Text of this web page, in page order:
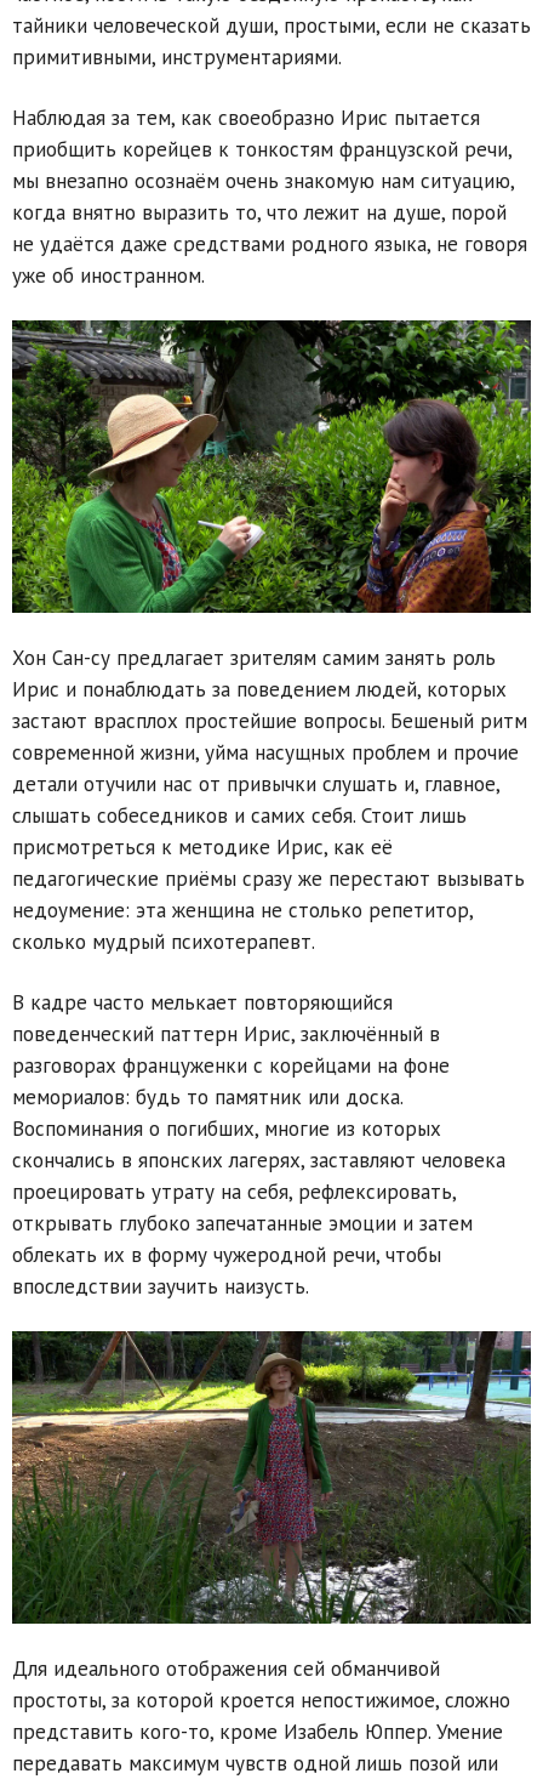
тайники человеческой души, простыми, если не сказать
примитивными, инструментариями.
Наблюдая за тем, как своеобразно Ирис пытается
приобщить корейцев к тонкостям французской речи,
мы внезапно осознаём очень знакомую нам ситуацию,
когда внятно выразить то, что лежит на душе, порой
не удаётся даже средствами родного языка, не говоря
уже об иностранном.
Хон Сан-су предлагает зрителям самим занять роль
Ирис и понаблюдать за поведением людей, которых
застают врасплох простейшие вопросы. Бешеный ритм
современной жизни, уйма насущных проблем и прочие
детали отучили нас от привычки слушать и, главное,
слышать собеседников и самих себя. Стоит лишь
присмотреться к методике Ирис, как её
педагогические приёмы сразу же перестают вызывать
недоумение: эта женщина не столько репетитор,
сколько мудрый психотерапевт.
В кадре часто мелькает повторяющийся
поведенческий паттерн Ирис, заключённый в
разговорах француженки с корейцами на фоне
мемориалов: будь то памятник или доска.
Воспоминания о погибших, многие из которых
скончались в японских лагерях, заставляют человека
проецировать утрату на себя, рефлексировать,
открывать глубоко запечатанные эмоции и затем
облекать их в форму чужеродной речи, чтобы
впоследствии заучить наизусть.
Для идеального отображения сей обманчивой
простоты, за которой кроется непостижимое, сложно
представить кого-то, кроме Изабель Юппер. Умение
передавать максимум чувств одной лишь позой или